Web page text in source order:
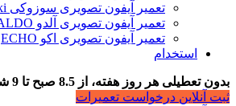
تعمیر آیفون تصویری سوزوکی suzuki
تعمیر آیفون تصویری آلدو ALDO
تعمیر آیفون تصویری اکو ECHO
استخدام
بدون تعطیلی هر روز هفته، از 8.5 صبح تا 9 شب
ثبت آنلاین درخواست تعمیرات